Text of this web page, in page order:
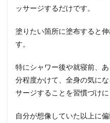
ッサージするだけです。
塗りたい箇所に塗布すると
す。
特にシャワー後や就寝前、
分程度かけて、全身の気に
サージすることを習慣づけに
自分が想像していた以上に